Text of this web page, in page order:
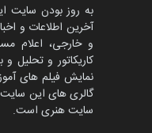
به روز بودن سایت
آخرین اطلاعات و
و خارجی، اعلام
کاریکاتور و تحلیل
نمایش فیلم های
گالری های این
سایت هنری است.